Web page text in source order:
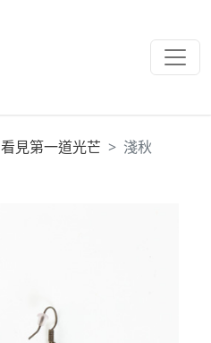
看見第一道光芒 淺秋